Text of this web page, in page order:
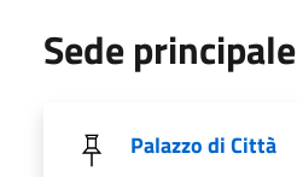
Sede principale
Palazzo di Città